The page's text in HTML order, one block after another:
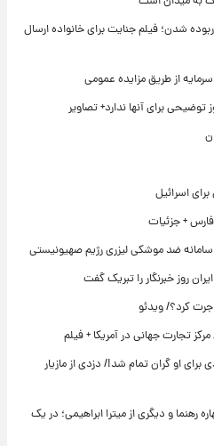
شدن؛ فیلم جنایت برای خانواده ارسال
از طریق مزایده عمومی
اسرائیل
+ جزئیات
ضد موشکی لیزری رژیم صهیونیستی
روز خبرنگار را تبریک گفت
کرد؟/ ویدئو
تجارت جهانی در آمریکا + فیلم
برای او گران تمام شد!/ دزدی از مازیار
رهنما و دیگری از میترا ابراهیمی؛ در یک